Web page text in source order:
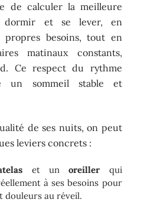
de calculer la meilleure
dormir et se lever, en
propres besoins, tout en
matinaux constants,
Ce respect du rythme
un sommeil stable et
de ses nuits, on peut
leviers concrets :
et unoreiller qui
à ses besoins pour
douleurs au réveil.